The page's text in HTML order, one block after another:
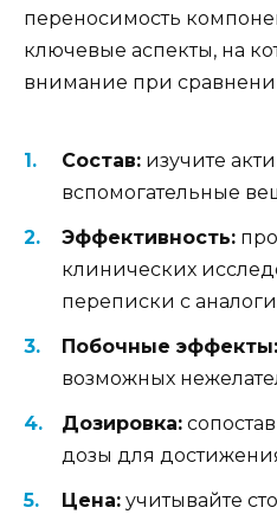
переносимость
ключевые аспекты, на
внимание при
Состав: изучите
вспомогательные
Эффективность:
клинических
переписки с
Побочные эффекты:
возможных
Дозировка:
дозы для
Цена: учитывайте